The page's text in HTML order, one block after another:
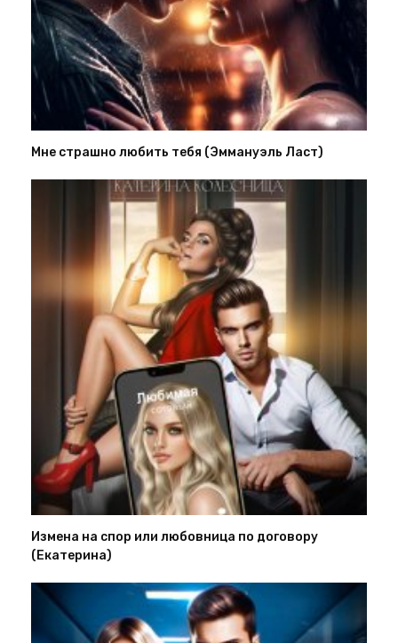
Мне страшно любить тебя (Эммануэль Ласт)
Измена на спор или любовница по договору
(Екатерина)